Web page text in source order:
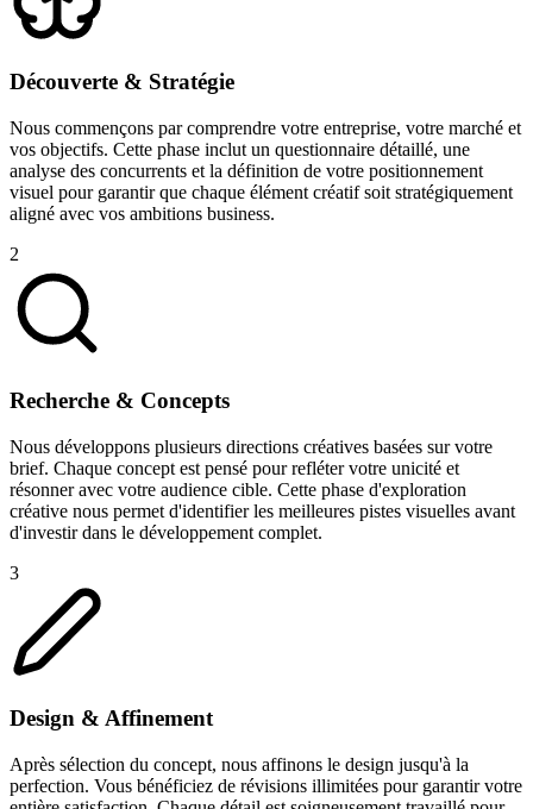
Découverte & Stratégie
Nous commençons par comprendre votre entreprise, votre marché et
vos objectifs. Cette phase inclut un questionnaire détaillé, une
analyse des concurrents et la définition de votre positionnement
visuel pour garantir que chaque élément créatif soit stratégiquement
aligné avec vos ambitions business.
2
Recherche & Concepts
Nous développons plusieurs directions créatives basées sur votre
brief. Chaque concept est pensé pour refléter votre unicité et
résonner avec votre audience cible. Cette phase d'exploration
créative nous permet d'identifier les meilleures pistes visuelles avant
d'investir dans le développement complet.
3
Design & Affinement
Après sélection du concept, nous affinons le design jusqu'à la
perfection. Vous bénéficiez de révisions illimitées pour garantir votre